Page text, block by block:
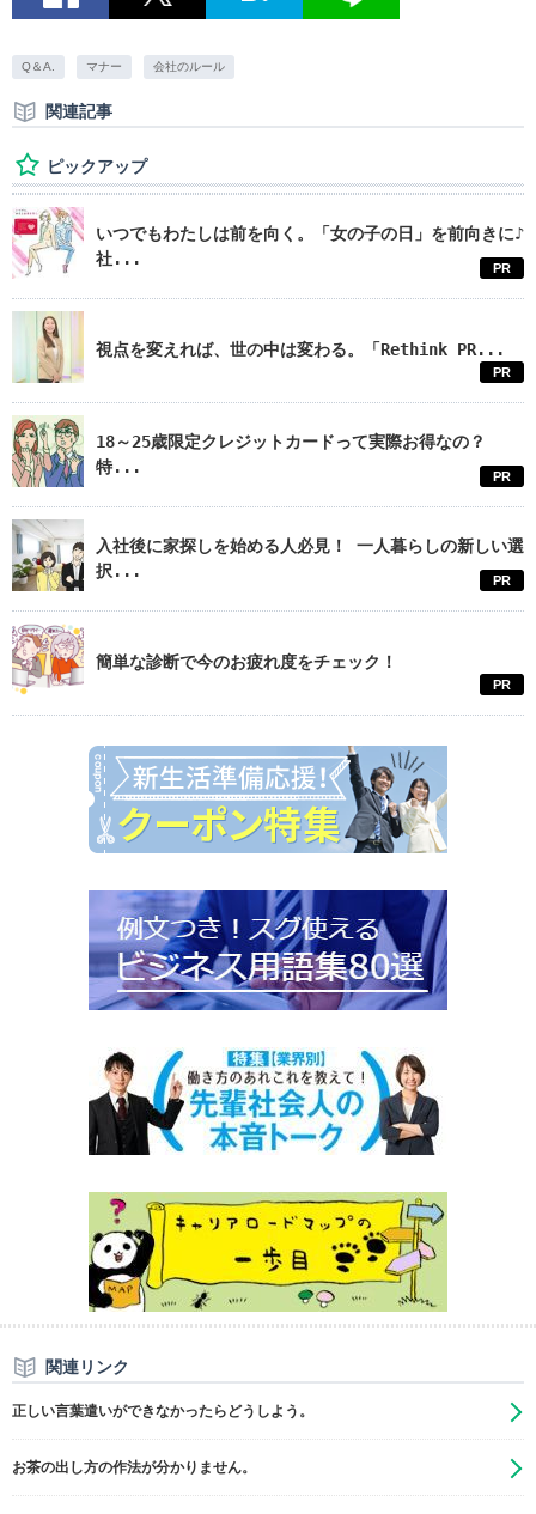
Q＆A. マナー 会社のルール
関連記事
ピックアップ
いつでもわたしは前を向く。「女の子の日」を前向きに♪
社...
PR
視点を変えれば、世の中は変わる。「Rethink PR...
PR
18～25歳限定クレジットカードって実際お得なの？
特...
PR
入社後に家探しを始める人必見！ 一人暮らしの新しい選
択...
PR
簡単な診断で今のお疲れ度をチェック！
PR
関連リンク
正しい言葉遣いができなかったらどうしよう。
お茶の出し方の作法が分かりません。